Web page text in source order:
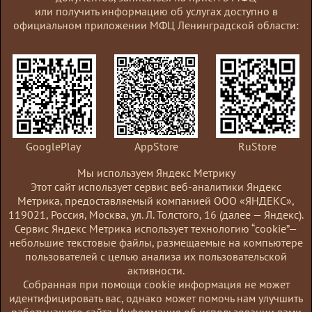
муниципального района
Ленинградской области":
уплаты арендной платы на
период прохождения военной
службы или оказания
добровольного содействия в
выполнении задач, возложенных
на Вооруженные Силы
Перейти
к услуге
Информирование о порядке
предоставления меры
социальной поддержки
администрации Винницкого
сельского поселения
Подпорожского муниципального
района Ленинградской области:
"Предоставление отсрочки
Перейти
или получить информацию об услугах доступно в
официальном приложении МФЦ Ленинградской области:
GooglePlay AppStore
RuStore
Мы используем Яндекс Метрику
Этот сайт использует сервис веб-аналитики Яндекс
Метрика, предоставляемый компанией ООО «ЯНДЕКС»,
119021, Россия, Москва, ул. Л. Толстого, 16 (далее — Яндекс).
Сервис Яндекс Метрика использует технологию “cookie”—
небольшие текстовые файлы, размещаемые на компьютере
пользователей с целью анализа их пользовательской
активности.
Coбранная при помощи cookie информация не может
идентифицировать вас, однако может помочь нам улучшить